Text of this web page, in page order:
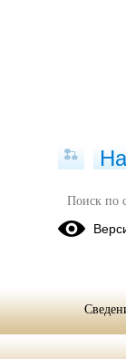
спец
Дата создания: